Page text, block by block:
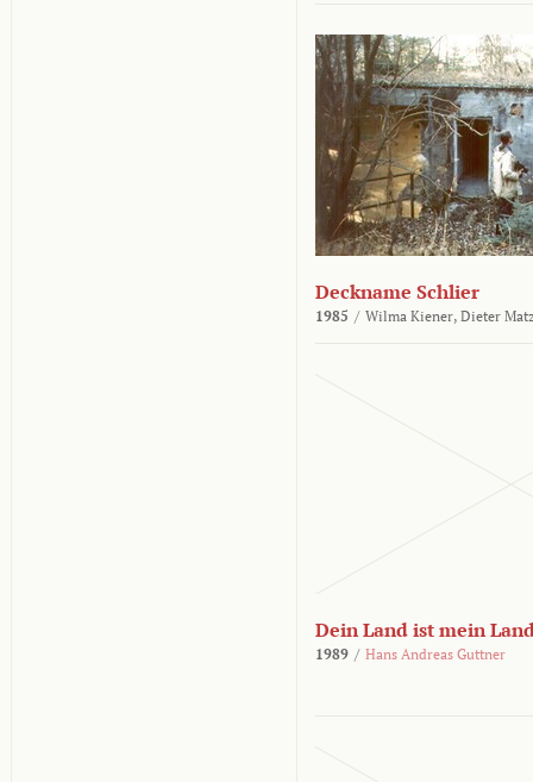
Deckname Schlier
1985 / Wilma Kiener, Dieter
Dein Land ist mein
1989 / Hans Andreas Guttner